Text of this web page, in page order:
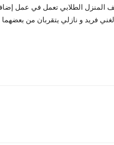
المنزل الطلابي تعمل في عمل
فريد و نازلي يتقربان من